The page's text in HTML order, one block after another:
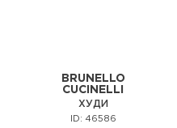
BRUNELLO
CUCINELLI
ХУДИ
ID: 46586